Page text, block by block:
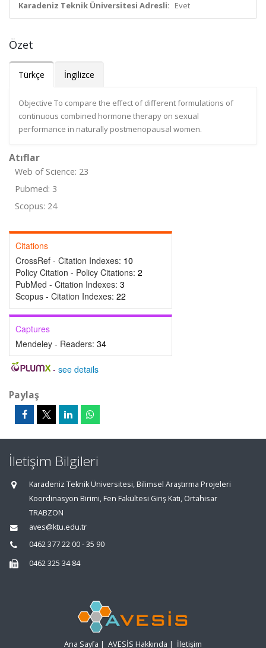
Karadeniz Teknik Üniversitesi Adresli: Evet
Özet
Türkçe İngilizce
Objective To compare the effect of different formulations of
continuous combined hormone therapy on sexual
performance in naturally postmenopausal women.
Atıflar
Web of Science: 23
Pubmed: 3
Scopus: 24
Citations
CrossRef - Citation Indexes: 10
Policy Citation - Policy Citations: 2
PubMed - Citation Indexes: 3
Scopus - Citation Indexes: 22
Captures
Mendeley - Readers: 34
- see details
Paylaş
İletişim Bilgileri
Karadeniz Teknik Üniversitesi, Bilimsel Araştırma Projeleri
Koordinasyon Birimi, Fen Fakültesi Giriş Katı, Ortahisar
TRABZON
aves@ktu.edu.tr
0462 377 22 00 - 35 90
0462 325 34 84
Ana Sayfa | AVESİS Hakkında | İletişim